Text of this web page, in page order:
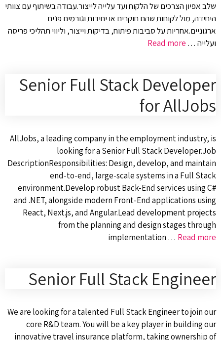
שלב אפיון הצרכים של הלקוח ועד עלייה לייצור.עבודה בשיתוף עם צוותי
היחידה, מול לקוחות שהם חוקרים או יחידות וגורמים פנים
ארגוניים.אחריות על סביבות פיתוח, בדיקות וייצור, וליווי תהליכי פריסה
ועלייה … Read more
Senior Full Stack Developer
for AllJobs
AllJobs, a leading company in the employment industry, is
looking for a Senior Full Stack Developer.Job
DescriptionResponsibilities: Design, develop, and maintain
end-to-end, large-scale systems in a Full Stack
environment.Develop robust Back-End services using C#
and .NET, alongside modern Front-End applications using
React, Next.js, and Angular.Lead development projects
from the planning and design stages through
implementation … Read more
Senior Full Stack Engineer
We are looking for a talented Full Stack Engineer to join our
core R&D team. You will be a key player in building our
innovative travel insurance platform, taking ownership of